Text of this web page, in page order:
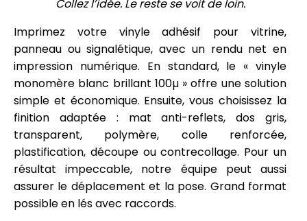
Collez l’idée. Le reste se voit de loin.
Imprimez votre vinyle adhésif pour vitrine,
panneau ou signalétique, avec un rendu net en
impression numérique. En standard, le « vinyle
monomère blanc brillant 100µ » offre une solution
simple et économique. Ensuite, vous choisissez la
finition adaptée : mat anti-reflets, dos gris,
transparent, polymère, colle renforcée,
plastification, découpe ou contrecollage. Pour un
résultat impeccable, notre équipe peut aussi
assurer le déplacement et la pose. Grand format
possible en lés avec raccords.